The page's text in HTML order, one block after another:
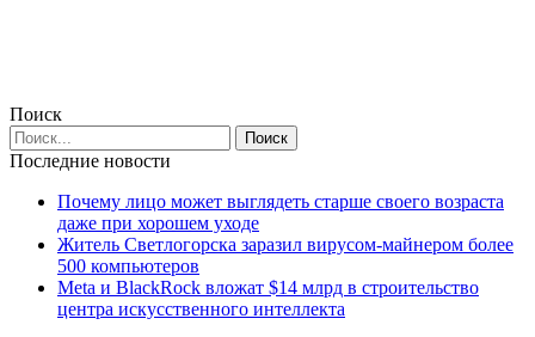
Поиск
Последние новости
Почему лицо может выглядеть старше своего возраста
даже при хорошем уходе
Житель Светлогорска заразил вирусом-майнером более
500 компьютеров
Meta и BlackRock вложат $14 млрд в строительство
центра искусственного интеллекта